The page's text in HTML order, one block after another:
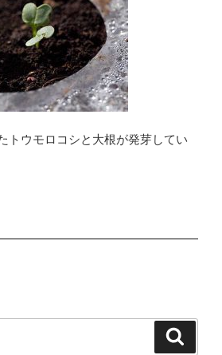
トウモロコシと大根が発芽してい